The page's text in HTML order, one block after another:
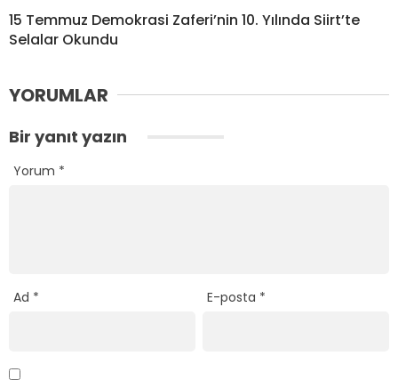
15 Temmuz Demokrasi Zaferi’nin 10. Yılında Siirt’te
Selalar Okundu
YORUMLAR
Bir yanıt yazın
Yorum *
Ad * E-posta *